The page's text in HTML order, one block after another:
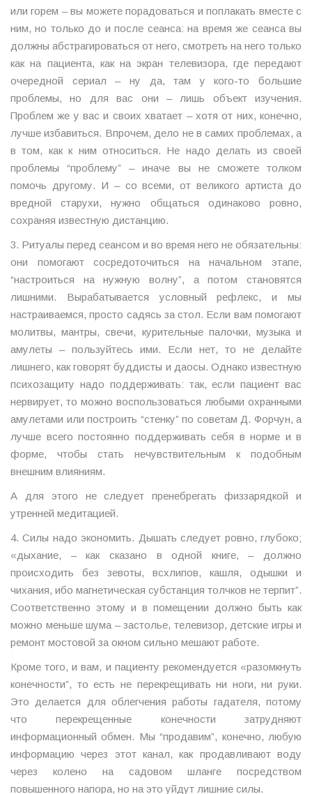
или горем – вы можете порадоваться и поплакать вместе с
ним, но только до и после сеанса: на время же сеанса вы
должны абстрагироваться от него, смотреть на него только
как на пациента, как на экран телевизора, где передают
очередной сериал – ну да, там у кого-то большие
проблемы, но для вас они – лишь объект изучения.
Проблем же у вас и своих хватает – хотя от них, конечно,
лучше избавиться. Впрочем, дело не в самих проблемах, а
в том, как к ним относиться. Не надо делать из своей
проблемы “проблему” – иначе вы не сможете толком
помочь другому. И – со всеми, от великого артиста до
вредной старухи, нужно общаться одинаково ровно,
сохраняя известную дистанцию.
3. Ритуалы перед сеансом и во время него не обязательны:
они помогают сосредоточиться на начальном этапе,
“настроиться на нужную волну”, а потом становятся
лишними. Вырабатывается условный рефлекс, и мы
настраиваемся, просто садясь за стол. Если вам помогают
молитвы, мантры, свечи, курительные палочки, музыка и
амулеты – пользуйтесь ими. Если нет, то не делайте
лишнего, как говорят буддисты и даосы. Однако известную
психозащиту надо поддерживать: так, если пациент вас
нервирует, то можно воспользоваться любыми охранными
амулетами или построить “стенку” по советам Д. Форчун, а
лучше всего постоянно поддерживать себя в норме и в
форме, чтобы стать нечувствительным к подобным
внешним влияниям.
А для этого не следует пренебрегать физзарядкой и
утренней медитацией.
4. Силы надо экономить. Дышать следует ровно, глубоко;
«дыхание, – как сказано в одной книге, – должно
происходить без зевоты, всхлипов, кашля, одышки и
чихания, ибо магнетическая субстанция толчков не терпит”.
Соответственно этому и в помещении должно быть как
можно меньше шума – застолье, телевизор, детские игры и
ремонт мостовой за окном сильно мешают работе.
Кроме того, и вам, и пациенту рекомендуется «разомкнуть
конечности”, то есть не перекрещивать ни ноги, ни руки.
Это делается для облегчения работы гадателя, потому
что перекрещенные конечности затрудняют
информационный обмен. Мы “продавим”, конечно, любую
информацию через этот канал, как продавливают воду
через колено на садовом шланге посредством
повышенного напора, но на это уйдут лишние силы.